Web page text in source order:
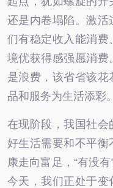
还是内卷塌陷。激活
们有稳定收入能消
境优获得感强愿消费
是浪费，该省省该
品和服务为生活添彩。
在现阶段，我国社会
好生活需要和不平
康走向富足，“有没有
今天，我们正处于变